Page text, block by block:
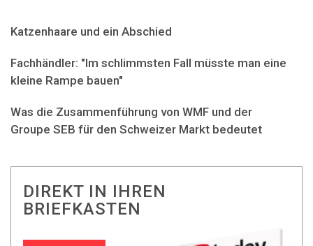
Katzenhaare und ein Abschied
Fachhändler: "Im schlimmsten Fall müsste man eine
kleine Rampe bauen"
Was die Zusammenführung von WMF und der
Groupe SEB für den Schweizer Markt bedeutet
DIREKT IN IHREN
BRIEFKASTEN